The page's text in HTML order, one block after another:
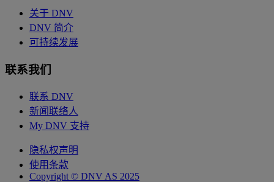
关于 DNV
DNV 简介
可持续发展
联系我们
联系 DNV
新闻联络人
My DNV 支持
隐私权声明
使用条款
Copyright © DNV AS 2025